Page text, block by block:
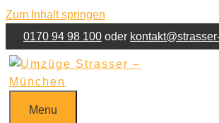
Zum Inhalt springen
0170 94 98 100 oder
Menu